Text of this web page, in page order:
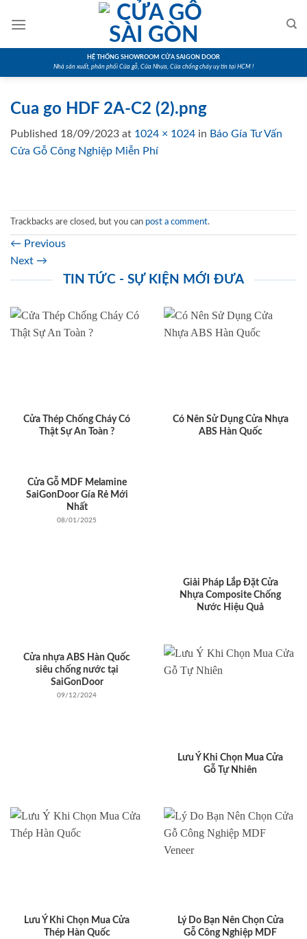
HỆ THỐNG SHOWROOM CỬA SAIGON DOOR
Nhà sản xuất, phân phối Cửa gỗ, Cửa Nhựa, Cửa chống cháy uy tín tại HCM !
Cua go HDF 2A-C2 (2).png
Published 18/09/2023 at 1024 × 1024 in Báo Gía Tư Vấn
Cửa Gỗ Công Nghiệp Miễn Phí
Trackbacks are closed, but you can post a comment.
← Previous
Next →
TIN TỨC - SỰ KIỆN MỚI ĐƯA
Cửa Thép Chống Cháy Có
Thật Sự An Toàn ?
Có Nên Sử Dụng Cửa Nhựa
ABS Hàn Quốc
Cửa Gỗ MDF Melamine
SaiGonDoor Gía Rẻ Mới
Nhất
08/01/2025
Giải Pháp Lắp Đặt Cửa
Nhựa Composite Chống
Nước Hiệu Quả
Cửa nhựa ABS Hàn Quốc
siêu chống nước tại
SaiGonDoor
09/12/2024
Lưu Ý Khi Chọn Mua Cửa
Gỗ Tự Nhiên
Lưu Ý Khi Chọn Mua Cửa
Thép Hàn Quốc
Lý Do Bạn Nên Chọn Cửa
Gỗ Công Nghiệp MDF